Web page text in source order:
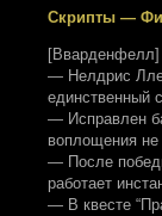
Скрипты —
[Вварденфелл]
— Нелдрис
единственный
— Исправлен
воплощения не
— После
работает
— В квесте